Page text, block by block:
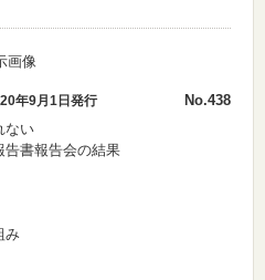
No.438
年9月1日発行
ない
告書報告会の結果
み